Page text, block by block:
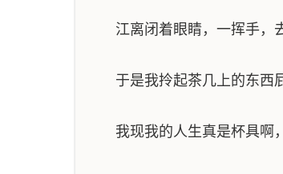
江离闭着眼睛，一挥手，
于是我拎起茶几上的东西
我现我的人生真是杯具啊